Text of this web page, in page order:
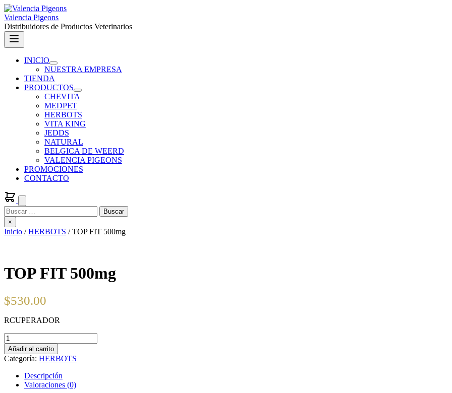
Saltar
al
contenido
Valencia Pigeons
Distribuidores de Productos Veterinarios
Menú
INICIO
Mostrar
submenú
para
INICIO
NUESTRA EMPRESA
TIENDA
PRODUCTOS
Mostrar
submenú
PRODUCTOS
CHEVITA
MEDPET
HERBOTS
VITA KING
JEDDS
NATURAL
BELGICA DE WEERD
VALENCIA PIGEONS
PROMOCIONES
CONTACTO
Buscar:
Cerrar
×
Inicio /HERBOTS / TOP FIT 500mg
TOP FIT 500mg
$530.00
RCUPERADOR
TOP
FIT
500mg
cantidad
Añadir al carrito
Categoría: HERBOTS
Descripción
Valoraciones (0)